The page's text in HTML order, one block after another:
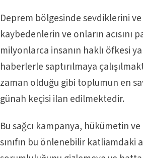
Deprem bölgesinde sevdiklerini
kaybedenlerin ve onların acısını
milyonlarca insanın haklı öfkesi
haberlerle saptırılmaya
zaman olduğu gibi toplumun en
günah keçisi ilan edilmektedir.
Bu sağcı kampanya, hükümetin
sınıfın bu önlenebilir katliamdaki